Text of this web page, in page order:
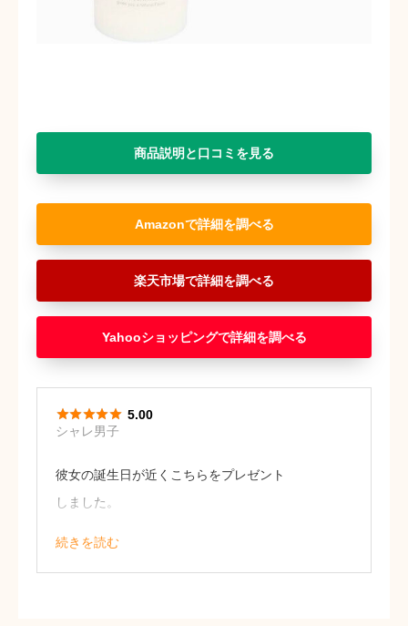
商品説明と口コミを見る
Amazon
楽天市場
Yahooショッピング
彼女の誕生日が近くこちらをプレゼント
しました。
続きを読む
シャレ男子
 5.00